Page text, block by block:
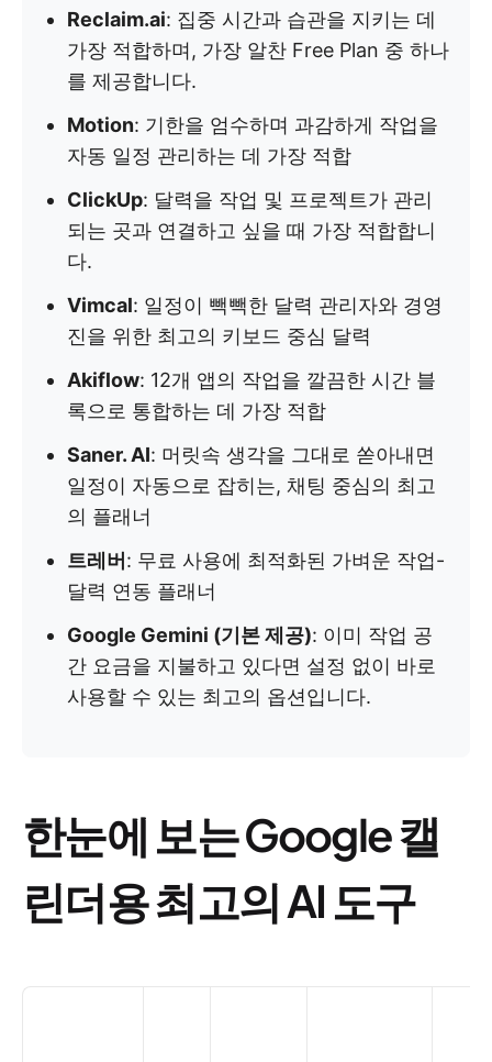
Reclaim.ai: 집중 시간과 습관을 지키는 데
가장 적합하며, 가장 알찬 Free Plan 중 하나
를 제공합니다.
Motion: 기한을 엄수하며 과감하게 작업을
자동 일정 관리하는 데 가장 적합
ClickUp: 달력을 작업 및 프로젝트가 관리
되는 곳과 연결하고 싶을 때 가장 적합합니
다.
Vimcal: 일정이 빽빽한 달력 관리자와 경영
진을 위한 최고의 키보드 중심 달력
Akiflow: 12개 앱의 작업을 깔끔한 시간 블
록으로 통합하는 데 가장 적합
Saner. AI: 머릿속 생각을 그대로 쏟아내면
일정이 자동으로 잡히는, 채팅 중심의 최고
의 플래너
트레버 : 무료 사용에 최적화된 가벼운 작업-
달력 연동 플래너
Google Gemini (기본 제공): 이미 작업 공
간 요금을 지불하고 있다면 설정 없이 바로
사용할 수 있는 최고의 옵션입니다.
한눈에 보는 Google 캘
린더용 최고의 AI 도구